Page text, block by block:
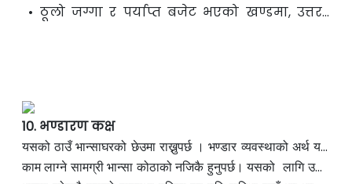
अतिथि कक्षको रूपमा प्रयोग गरिन्छ ।
• ठूलो जग्गा र पर्याप्त बजेट भएको खण्डमा, उत्तर–
10. भण्डारण कक्ष
यसको ठाउँ भान्साघरको छेउमा राख्नुपर्छ । भण्डार व्यवस्थाको अर्थ यहाँ
अन्न, घ्यू, तेल आदिकोभण्डारण गरिन्छ । भान्साकोठामा
काम लाग्ने सामग्री भान्सा कोठाको नजिकै हुनुपर्छ।यसकोलागि उत्तम